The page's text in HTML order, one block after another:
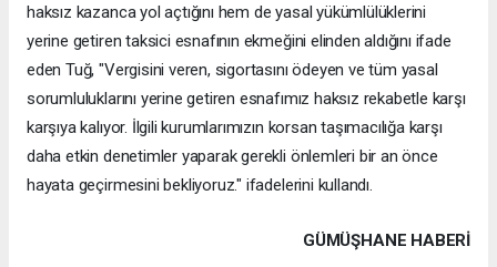
haksız kazanca yol açtığını hem de yasal yükümlülüklerini
yerine getiren taksici esnafının ekmeğini elinden aldığını ifade
eden Tuğ, "Vergisini veren, sigortasını ödeyen ve tüm yasal
sorumluluklarını yerine getiren esnafımız haksız rekabetle karşı
karşıya kalıyor. İlgili kurumlarımızın korsan taşımacılığa karşı
daha etkin denetimler yaparak gerekli önlemleri bir an önce
hayata geçirmesini bekliyoruz." ifadelerini kullandı.
GÜMÜŞHANE HABERİ